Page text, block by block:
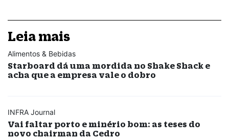
Leia mais
Alimentos & Bebidas
Starboard dá uma mordida no Shake Shack e
acha que a empresa vale o dobro
INFRA Journal
Vai faltar porto e minério bom: as teses do
novo chairman da Cedro